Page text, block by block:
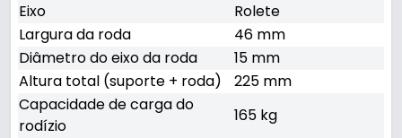
Eixo
Rolete
Largura da roda
46 mm
Diâmetro do eixo da roda
15 mm
Altura total (suporte + roda)
225 mm
Capacidade de carga do
rodízio
165 kg